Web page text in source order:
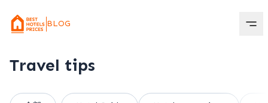
BLOG
Travel tips